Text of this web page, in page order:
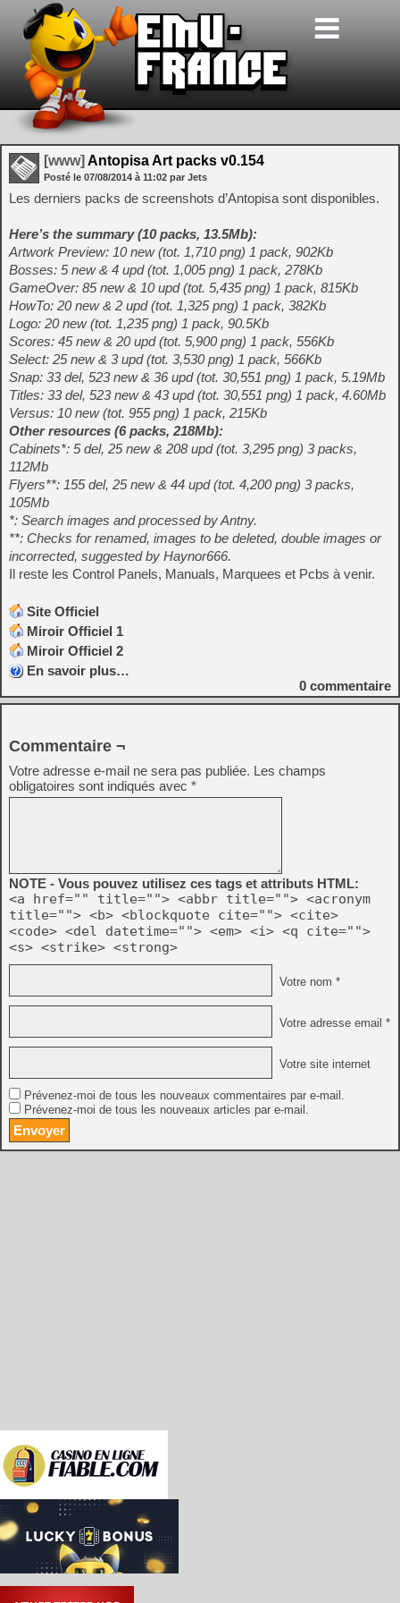
[www] Antopisa Art packs v0.154
Posté le 07/08/2014 à 11:02 par Jets
Les derniers packs de screenshots d’Antopisa sont disponibles.
Here’s the summary (10 packs, 13.5Mb):
Artwork Preview: 10 new (tot. 1,710 png) 1 pack, 902Kb
Bosses: 5 new & 4 upd (tot. 1,005 png) 1 pack, 278Kb
GameOver: 85 new & 10 upd (tot. 5,435 png) 1 pack, 815Kb
HowTo: 20 new & 2 upd (tot. 1,325 png) 1 pack, 382Kb
Logo: 20 new (tot. 1,235 png) 1 pack, 90.5Kb
Scores: 45 new & 20 upd (tot. 5,900 png) 1 pack, 556Kb
Select: 25 new & 3 upd (tot. 3,530 png) 1 pack, 566Kb
Snap: 33 del, 523 new & 36 upd (tot. 30,551 png) 1 pack, 5.19Mb
Titles: 33 del, 523 new & 43 upd (tot. 30,551 png) 1 pack, 4.60Mb
Versus: 10 new (tot. 955 png) 1 pack, 215Kb
Other resources (6 packs, 218Mb):
Cabinets*: 5 del, 25 new & 208 upd (tot. 3,295 png) 3 packs,
112Mb
Flyers**: 155 del, 25 new & 44 upd (tot. 4,200 png) 3 packs,
105Mb
*: Search images and processed by Antny.
**: Checks for renamed, images to be deleted, double images or
incorrected, suggested by Haynor666.
Il reste les Control Panels, Manuals, Marquees et Pcbs à venir.
Site Officiel
Miroir Officiel 1
Miroir Officiel 2
En savoir plus…
0 commentaire
Commentaire ¬
Votre adresse e-mail ne sera pas publiée. Les champs
obligatoires sont indiqués avec *
NOTE - Vous pouvez utilisez ces tags et attributs HTML:
<a href="" title=""> <abbr title=""> <acronym
title=""> <b> <blockquote cite=""> <cite>
<code> <del datetime=""> <em> <i> <q cite="">
<s> <strike> <strong>
Votre nom *
Votre adresse email *
Votre site internet
Prévenez-moi de tous les nouveaux commentaires par e-mail.
Prévenez-moi de tous les nouveaux articles par e-mail.